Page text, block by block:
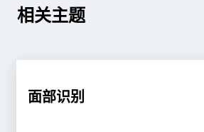
相关主题
面部识别